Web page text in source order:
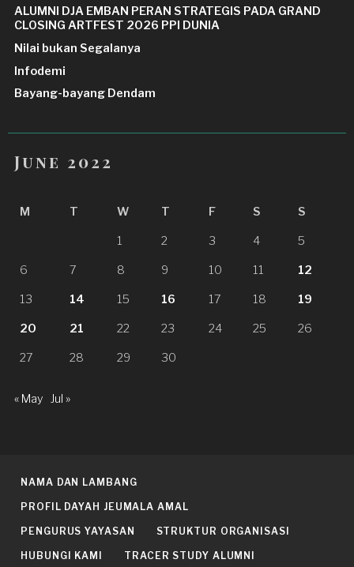
ALUMNI DJA EMBAN PERAN STRATEGIS PADA GRAND
CLOSING ARTFEST 2026 PPI DUNIA
Nilai bukan Segalanya
Infodemi
Bayang-bayang Dendam
June 2022
M T W T F S S
1 2 3 4 5
6 7 8 9 10 11 12
13 14 15 16 17 18 19
20 21 22 23 24 25 26
27 28 29 30
« May Jul »
NAMA DAN LAMBANG
PROFIL DAYAH JEUMALA AMAL
PENGURUS YAYASAN STRUKTUR ORGANISASI
HUBUNGI KAMI TRACER STUDY ALUMNI